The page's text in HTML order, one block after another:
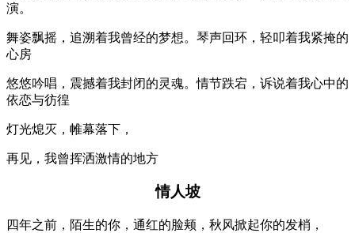
演。
舞姿飘摇，追溯着我曾经的梦想。琴声回环，轻叩着我紧掩的
心房
悠悠吟唱，震撼着我封闭的灵魂。情节跌宕，诉说着我心中的
依恋与彷徨
灯光熄灭，帷幕落下，
再见，我曾挥洒激情的地方
情人坡
四年之前，陌生的你，通红的脸颊，秋风掀起你的发梢，